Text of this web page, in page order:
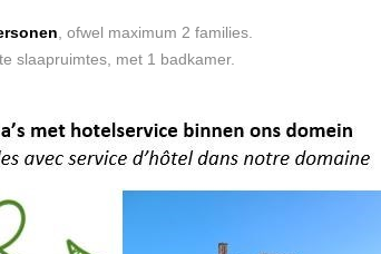
, ofwel maximum 2 families.
slaapruimtes, met 1 badkamer.